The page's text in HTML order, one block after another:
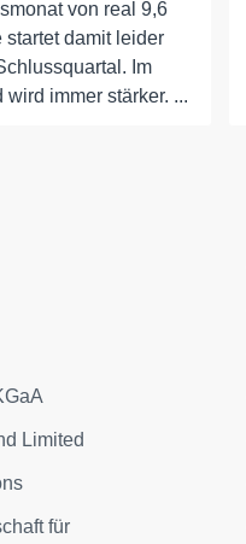
von real 9,6
damit leider
Im
immer stärker. ...
Limited
für